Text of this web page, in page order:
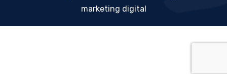
marketing digital